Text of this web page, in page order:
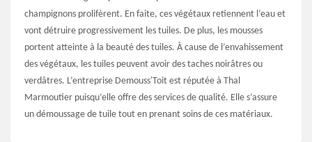
champignons prolifèrent. En faite, ces végétaux retiennent l’eau et
vont détruire progressivement les tuiles. De plus, les mousses
portent atteinte à la beauté des tuiles. À cause de l’envahissement
des végétaux, les tuiles peuvent avoir des taches noirâtres ou
verdâtres. L’entreprise Demouss'Toit est réputée à Thal
Marmoutier puisqu’elle offre des services de qualité. Elle s’assure
un démoussage de tuile tout en prenant soins de ces matériaux.